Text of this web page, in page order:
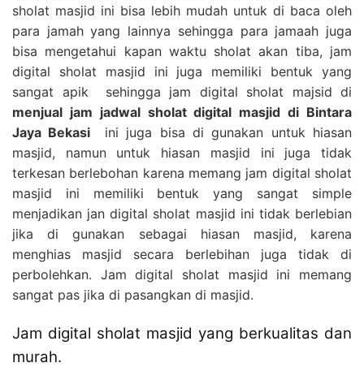
sholat masjid ini bisa lebih mudah untuk di baca oleh
para jamah yang lainnya sehingga para jamaah juga
bisa mengetahui kapan waktu sholat akan tiba, jam
digital sholat masjid ini juga memiliki bentuk yang
sangat apik sehingga jam digital sholat majsid di
menjual jam jadwal sholat digital masjid di Bintara
Jaya Bekasi
ini juga bisa di gunakan untuk hiasan
masjid, namun untuk hiasan masjid ini juga tidak
terkesan berlebohan karena memang jam digital sholat
masjid ini memiliki bentuk yang sangat simple
menjadikan jan digital sholat masjid ini tidak berlebian
jika di gunakan sebagai hiasan masjid, karena
menghias masjid secara berlebihan juga tidak di
perbolehkan. Jam digital sholat masjid ini memang
sangat pas jika di pasangkan di masjid.
Jam digital sholat masjid yang berkualitas dan
murah.